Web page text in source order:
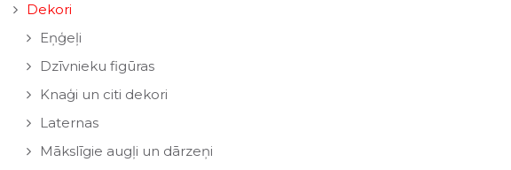
Dekori
Eņģeļi
Dzīvnieku figūras
Knaģi un citi dekori
Laternas
Mākslīgie augļi un dārzeņi